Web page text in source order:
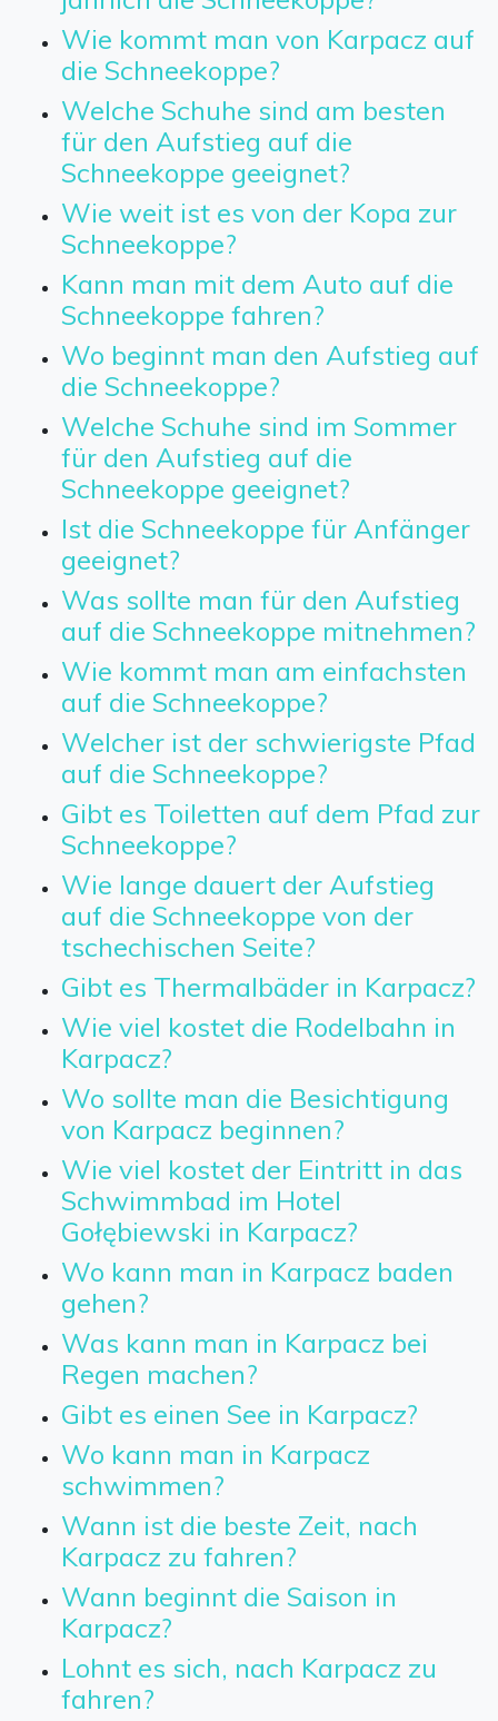
Wie kommt man von Karpacz auf
die Schneekoppe?
Welche Schuhe sind am besten
für den Aufstieg auf die
Schneekoppe geeignet?
Wie weit ist es von der Kopa zur
Schneekoppe?
Kann man mit dem Auto auf die
Schneekoppe fahren?
Wo beginnt man den Aufstieg auf
die Schneekoppe?
Welche Schuhe sind im Sommer
für den Aufstieg auf die
Schneekoppe geeignet?
Ist die Schneekoppe für Anfänger
geeignet?
Was sollte man für den Aufstieg
auf die Schneekoppe mitnehmen?
Wie kommt man am einfachsten
auf die Schneekoppe?
Welcher ist der schwierigste Pfad
auf die Schneekoppe?
Gibt es Toiletten auf dem Pfad zur
Schneekoppe?
Wie lange dauert der Aufstieg
auf die Schneekoppe von der
tschechischen Seite?
Gibt es Thermalbäder in Karpacz?
Wie viel kostet die Rodelbahn in
Karpacz?
Wo sollte man die Besichtigung
von Karpacz beginnen?
Wie viel kostet der Eintritt in das
Schwimmbad im Hotel
Gołębiewski in Karpacz?
Wo kann man in Karpacz baden
gehen?
Was kann man in Karpacz bei
Regen machen?
Gibt es einen See in Karpacz?
Wo kann man in Karpacz
schwimmen?
Wann ist die beste Zeit, nach
Karpacz zu fahren?
Wann beginnt die Saison in
Karpacz?
Lohnt es sich, nach Karpacz zu
fahren?